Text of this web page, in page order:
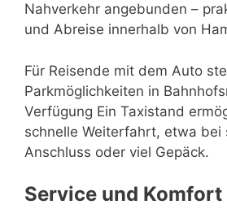
Nahverkehr angebunden –
und Abreise innerhalb von
Für Reisende mit dem Auto
Parkmöglichkeiten in
Verfügung Ein Taxistand
schnelle Weiterfahrt, etwa bei
Anschluss oder viel Gepäck.
Service und Komfort